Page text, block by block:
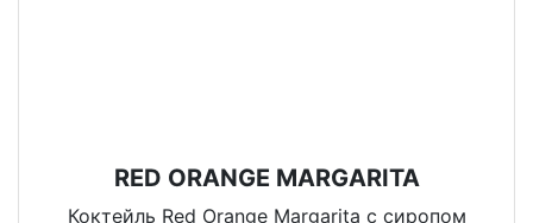
RED ORANGE MARGARITA
Коктейль Red Orange Margarita с сиропом